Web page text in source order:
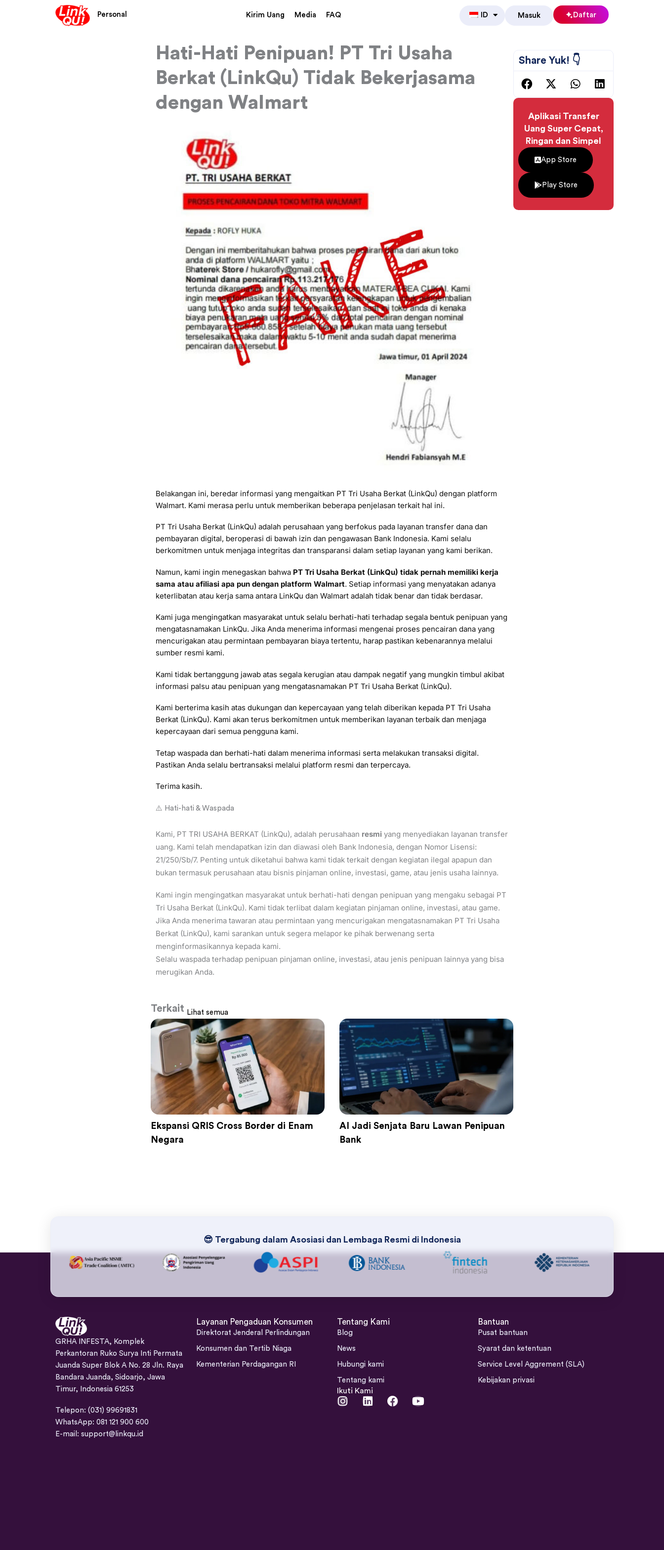
Personal Kirim Uang Media FAQ Daftar
Masuk
ID
Hati-Hati Penipuan! PT Tri Usaha
Berkat (LinkQu) Tidak Bekerjasama
dengan Walmart
Belakangan ini, beredar informasi yang mengaitkan PT Tri Usaha Berkat (LinkQu) dengan platform
Walmart. Kami merasa perlu untuk memberikan beberapa penjelasan terkait hal ini.
PT Tri Usaha Berkat (LinkQu) adalah perusahaan yang berfokus pada layanan transfer dana dan
pembayaran digital, beroperasi di bawah izin dan pengawasan Bank Indonesia. Kami selalu
berkomitmen untuk menjaga integritas dan transparansi dalam setiap layanan yang kami berikan.
Namun, kami ingin menegaskan bahwa PT Tri Usaha Berkat (LinkQu) tidak pernah memiliki kerja
sama atau afiliasi apa pun dengan platform Walmart. Setiap informasi yang menyatakan adanya
keterlibatan atau kerja sama antara LinkQu dan Walmart adalah tidak benar dan tidak berdasar.
Kami juga mengingatkan masyarakat untuk selalu berhati-hati terhadap segala bentuk penipuan yang
mengatasnamakan LinkQu. Jika Anda menerima informasi mengenai proses pencairan dana yang
mencurigakan atau permintaan pembayaran biaya tertentu, harap pastikan kebenarannya melalui
sumber resmi kami.
Kami tidak bertanggung jawab atas segala kerugian atau dampak negatif yang mungkin timbul akibat
informasi palsu atau penipuan yang mengatasnamakan PT Tri Usaha Berkat (LinkQu).
Kami berterima kasih atas dukungan dan kepercayaan yang telah diberikan kepada PT Tri Usaha
Berkat (LinkQu). Kami akan terus berkomitmen untuk memberikan layanan terbaik dan menjaga
kepercayaan dari semua pengguna kami.
Tetap waspada dan berhati-hati dalam menerima informasi serta melakukan transaksi digital.
Pastikan Anda selalu bertransaksi melalui platform resmi dan terpercaya.
Terima kasih.
⚠️ Hati-hati & Waspada
Kami, PT TRI USAHA BERKAT (LinkQu), adalah perusahaan resmi yang menyediakan layanan transfer
uang. Kami telah mendapatkan izin dan diawasi oleh Bank Indonesia, dengan Nomor Lisensi:
21/250/Sb/7. Penting untuk diketahui bahwa kami tidak terkait dengan kegiatan ilegal apapun dan
bukan termasuk perusahaan atau bisnis pinjaman online, investasi, game, atau jenis usaha lainnya.
Kami ingin mengingatkan masyarakat untuk berhati-hati dengan penipuan yang mengaku sebagai PT
Tri Usaha Berkat (LinkQu). Kami tidak terlibat dalam kegiatan pinjaman online, investasi, atau game.
Jika Anda menerima tawaran atau permintaan yang mencurigakan mengatasnamakan PT Tri Usaha
Berkat (LinkQu), kami sarankan untuk segera melapor ke pihak berwenang serta
menginformasikannya kepada kami.
Selalu waspada terhadap penipuan pinjaman online, investasi, atau jenis penipuan lainnya yang bisa
merugikan Anda.
Share Yuk! 👇
Aplikasi Transfer
Uang Super Cepat,
Ringan dan Simpel
App Store
Play Store
Terkait Lihat semua
Ekspansi QRIS Cross Border di Enam
Negara
AI Jadi Senjata Baru Lawan Penipuan
Bank
😎 Tergabung dalam Asosiasi dan Lembaga Resmi di Indonesia
GRHA INFESTA, Komplek
Perkantoran Ruko Surya Inti Permata
Juanda Super Blok A No. 28 Jln. Raya
Bandara Juanda, Sidoarjo, Jawa
Timur, Indonesia 61253
Telepon: (031) 99691831
WhatsApp: 081 121 900 600
E-mail: support@linkqu.id
Layanan Pengaduan Konsumen
Direktorat Jenderal Perlindungan
Konsumen dan Tertib Niaga
Kementerian Perdagangan RI
Tentang Kami
Blog
News
Hubungi kami
Tentang kami
Ikuti Kami
I
L
F
Y
Bantuan
Pusat bantuan
Syarat dan ketentuan
Service Level Aggrement (SLA)
Kebijakan privasi